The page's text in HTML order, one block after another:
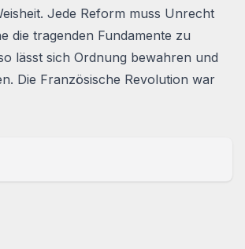
Jede Reform muss Unrecht
die tragenden Fundamente zu
lässt sich Ordnung bewahren und
Die Französische Revolution war